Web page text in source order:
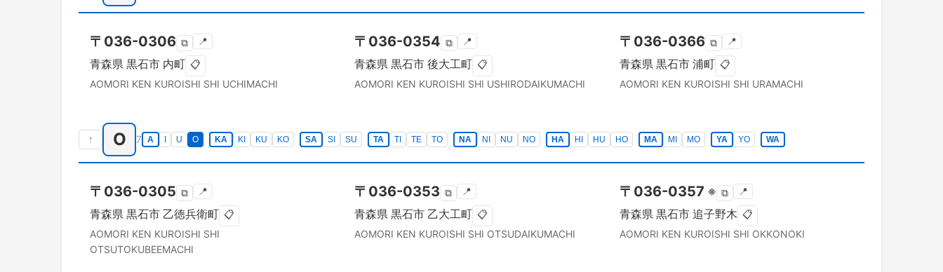
〒 036-0306 ⧉ 📍
青森県 黒石市 内町 📋
AOMORI KEN KUROISHI SHI UCHIMACHI
〒 036-0354 ⧉ 📍
青森県 黒石市 後大工町 📋
AOMORI KEN KUROISHI SHI USHIRODAIKUMACHI
〒 036-0366 ⧉ 📍
青森県 黒石市 浦町 📋
AOMORI KEN KUROISHI SHI URAMACHI
↑ O 7 A U O KA KI KU KO SA SI SU TA TI TE TO NA NI NU NO HA HI HU HO MA MI MO YA YO WA
〒 036-0305 ⧉ 📍
青森県 黒石市 乙徳兵衛町 📋
AOMORI KEN KUROISHI SHI
OTSUTOKUBEEMACHI
〒 036-0353 ⧉ 📍
青森県 黒石市 乙大工町 📋
AOMORI KEN KUROISHI SHI OTSUDAIKUMACHI
〒 036-0357 ※ ⧉ 📍
青森県 黒石市 追子野木 📋
AOMORI KEN KUROISHI SHI OKKONOKI